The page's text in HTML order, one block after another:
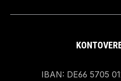
IBAN: DE66 5705